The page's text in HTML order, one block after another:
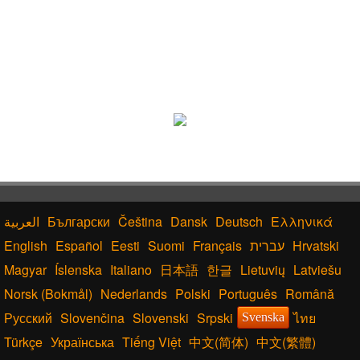
Български Čeština Dansk Deutsch Ελληνικά
English Español Eesti Suomi Français עברית Hrvatski
Magyar Íslenska Italiano 日本語 한글 Lietuvių Latviešu
Norsk (Bokmål) Nederlands Polski Português Română
Русский Slovenčina Slovenski Srpski Svenska
ไทย
Türkçe Українська Tiếng Việt 中文(简体) 中文(繁體)